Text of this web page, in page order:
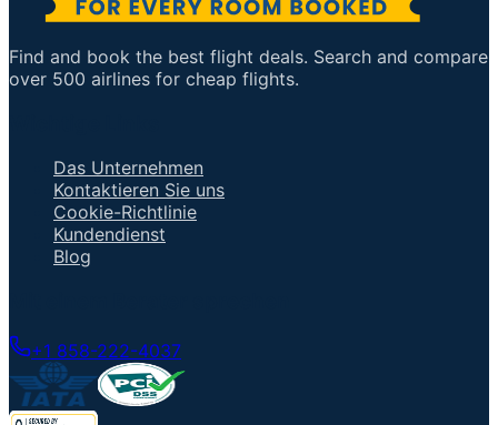
Find and book the best flight deals. Search and compare
over 500 airlines for cheap flights.
Das Unternehmen
Kontaktieren Sie uns
Cookie-Richtlinie
Kundendienst
Blog
+1 858-222-4037